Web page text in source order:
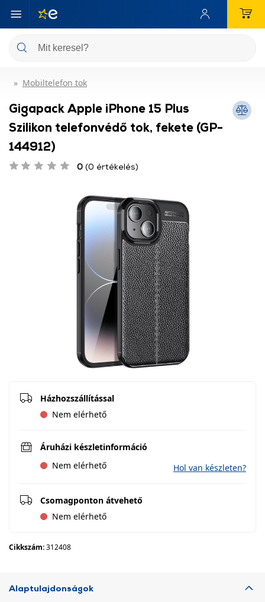
Mobiltelefon tok
Gigapack Apple iPhone 15 Plus
Szilikon telefonvédő tok, fekete (GP-
144912)
0 (0 értékelés)
Házhozszállítással
Nem elérhető
Áruházi készletinformáció
Nem elérhető
Hol van készleten?
Csomagponton átvehető
Nem elérhető
Cikkszám:312408
Alaptulajdonságok